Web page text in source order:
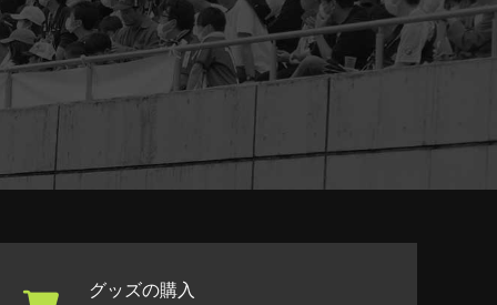
グッズの購入